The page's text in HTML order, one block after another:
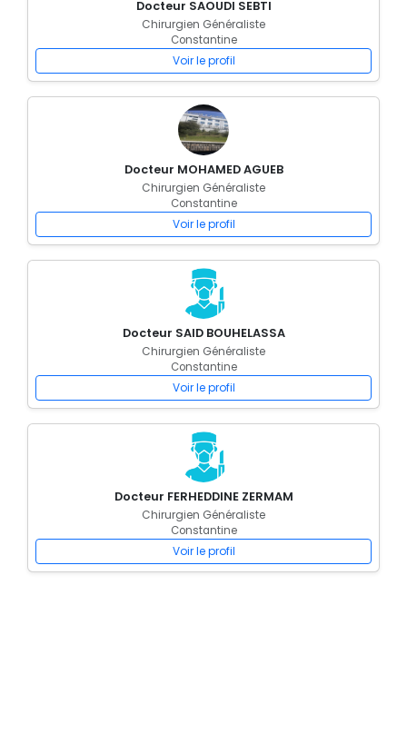
Docteur SAOUDI SEBTI
Chirurgien Généraliste
Constantine
Voir le profil
Docteur MOHAMED AGUEB
Chirurgien Généraliste
Constantine
Voir le profil
Docteur SAID BOUHELASSA
Chirurgien Généraliste
Constantine
Voir le profil
Docteur FERHEDDINE ZERMAM
Chirurgien Généraliste
Constantine
Voir le profil